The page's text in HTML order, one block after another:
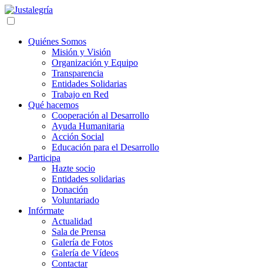
Quiénes Somos
Misión y Visión
Organización y Equipo
Transparencia
Entidades Solidarias
Trabajo en Red
Qué hacemos
Cooperación al Desarrollo
Ayuda Humanitaria
Acción Social
Educación para el Desarrollo
Participa
Hazte socio
Entidades solidarias
Donación
Voluntariado
Infórmate
Actualidad
Sala de Prensa
Galería de Fotos
Galería de Vídeos
Contactar